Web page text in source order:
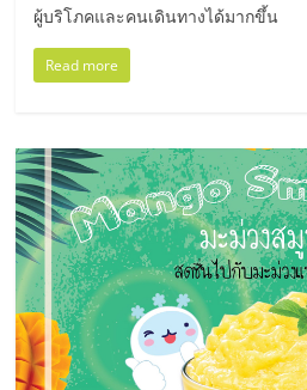
ผู้บริโภคและคนเดินทางได้มากขึ้น
Read more